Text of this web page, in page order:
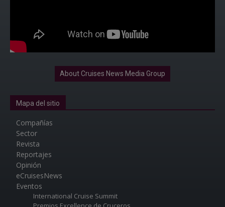
About Cruises News Media Group
Mapa del sitio
Compañías
Sector
Revista
Reportajes
Opinión
eCruisesNews
Eventos
International Cruise Summit